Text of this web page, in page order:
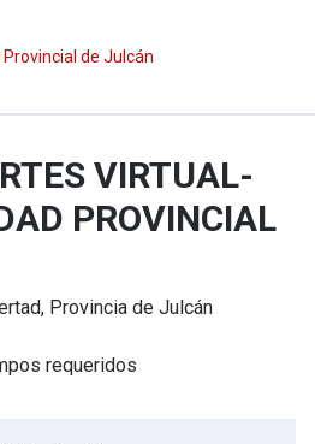
de Julcán
VIRTUAL-
PROVINCIAL
, Provincia de Julcán
requeridos